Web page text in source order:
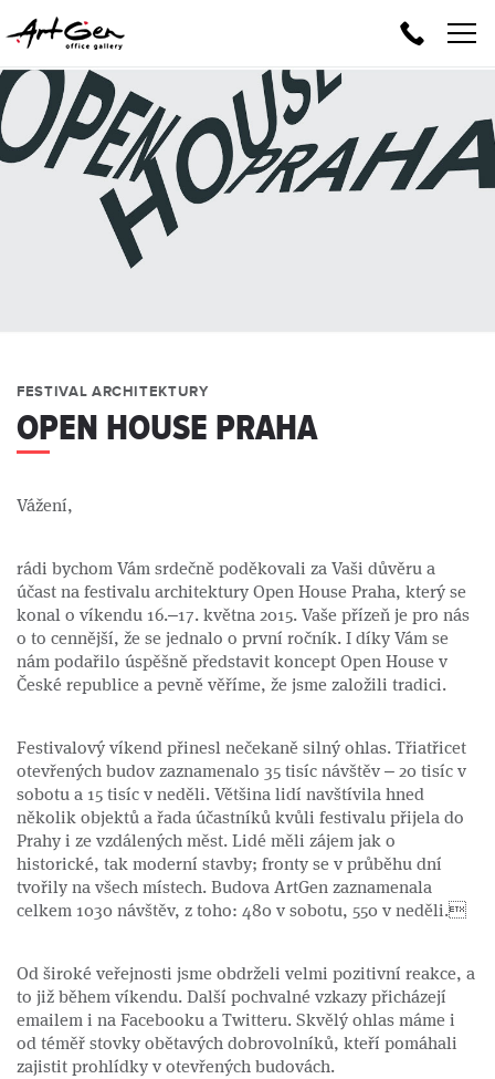
FESTIVAL ARCHITEKTURY
OPEN HOUSE PRAHA
Vážení,
rádi bychom Vám srdečně poděkovali za Vaši důvěru a
účast na festivalu architektury Open House Praha, který se
konal o víkendu 16.–17. května 2015. Vaše přízeň je pro nás
o to cennější, že se jednalo o první ročník. I díky Vám se
nám podařilo úspěšně představit koncept Open House v
České republice a pevně věříme, že jsme založili tradici.
Festivalový víkend přinesl nečekaně silný ohlas. Třiatřicet
otevřených budov zaznamenalo 35 tisíc návštěv – 20 tisíc v
sobotu a 15 tisíc v neděli. Většina lidí navštívila hned
několik objektů a řada účastníků kvůli festivalu přijela do
Prahy i ze vzdálených měst. Lidé měli zájem jak o
historické, tak moderní stavby; fronty se v průběhu dní
tvořily na všech místech. Budova ArtGen zaznamenala
celkem 1030 návštěv, z toho: 480 v sobotu, 550 v neděli.
Od široké veřejnosti jsme obdrželi velmi pozitivní reakce, a
to již během víkendu. Další pochvalné vzkazy přicházejí
emailem i na Facebooku a Twitteru. Skvělý ohlas máme i
od téměř stovky obětavých dobrovolníků, kteří pomáhali
zajistit prohlídky v otevřených budovách.
851